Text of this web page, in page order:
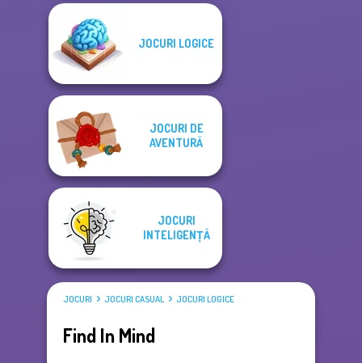
JOCURI LOGICE
JOCURI DE
AVENTURĂ
JOCURI
INTELIGENȚĂ
JOCURI JOCURI CASUAL JOCURI LOGICE
Find In Mind